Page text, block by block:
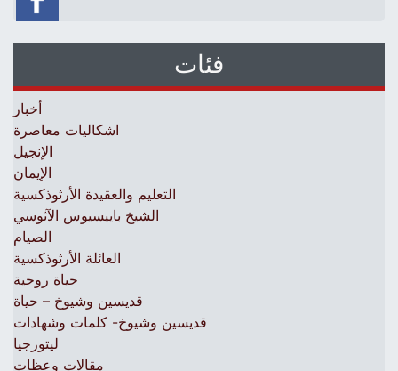
فئات
أخبار
اشكاليات معاصرة
الإنجيل
الإيمان
التعليم والعقيدة الأرثوذكسية
الشيخ باييسيوس الآثوسي
الصيام
العائلة الأرثوذكسية
حياة روحية
قديسين وشيوخ – حياة
قديسين وشيوخ- كلمات وشهادات
ليتورجيا
مقالات وعظات